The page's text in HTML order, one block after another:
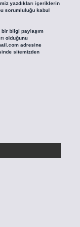
yazdıkları içeriklerin
sorumluluğu kabul
bilgi paylaşım
olduğunu
adresine
sitemizden